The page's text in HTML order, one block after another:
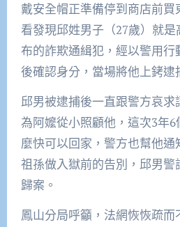
戴安全帽正準備停到商店前
看發現邱姓男子（27歲）就
布的詐欺通緝犯，經以警用行
後確認身分，當場將他上銬逮
邱男被逮捕後一直跟警方哀求
為阿嬤從小照顧他，這次3年
麼快可以回家，警方也幫他
祖孫做入獄前的告別，邱男警
歸案。
鳳山分局呼籲，法網恢恢疏